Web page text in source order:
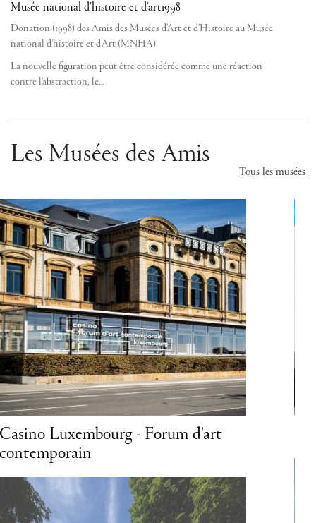
Musée national d’histoire et d’art1998
Donation (1998) des Amis des Musées d'Art et d'Histoire au Musée
national d'histoire et d'Art (MNHA)
La nouvelle figuration peut être considérée comme une réaction
contre l'abstraction, le…
Les Musées des Amis
Nationalmusée um Fëschmaart
Tous les musées